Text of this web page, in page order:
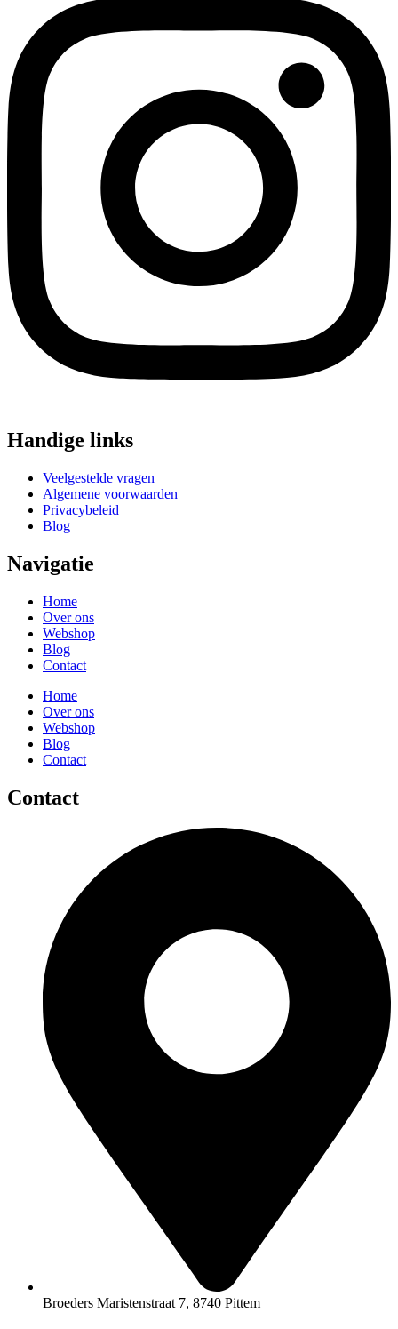
Handige links
Veelgestelde vragen
Algemene voorwaarden
Privacybeleid
Blog
Navigatie
Home
Over ons
Webshop
Blog
Contact
Home
Over ons
Webshop
Blog
Contact
Contact
Broeders Maristenstraat 7, 8740 Pittem